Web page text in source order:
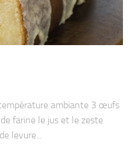
ambiante 3 œufs
farine le jus et le zeste
levure...